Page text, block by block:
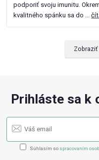
podporiť svoju imunitu.
kvalitného spánku sa do ...
Zobraziť
Prihláste sa k
Súhlasím so spracovaním